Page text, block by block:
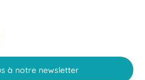
à notre newsletter